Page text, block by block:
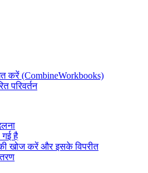
करें (CombineWorkbooks)
परिवर्तन
गई है
खोज करें और इसके विपरीत